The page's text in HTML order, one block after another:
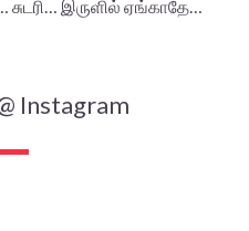
சுடரி… இருளில் ஏங்காதே…
Instagram